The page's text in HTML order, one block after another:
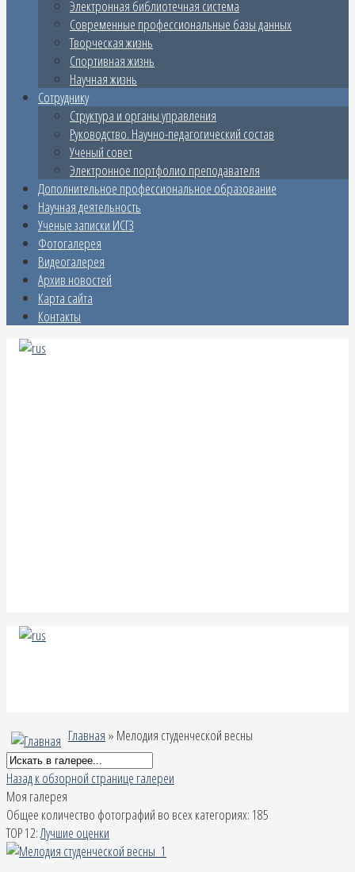
Электронная библиотечная система
Современные профессиональные базы данных
Творческая жизнь
Спортивная жизнь
Научная жизнь
Сотруднику
Структура и органы управления
Руководство. Научно-педагогический состав
Ученый совет
Электронное портфолио преподавателя
Дополнительное профессиональное образование
Научная деятельность
Ученые записки ИСГЗ
Фотогалерея
Видеогалерея
Архив новостей
Карта сайта
Контакты
Главная » Мелодия студенческой весны
Назад к обзорной странице галереи
Моя галерея
Общее количество фотографий во всех категориях: 185
TOP 12:Лучшие оценки